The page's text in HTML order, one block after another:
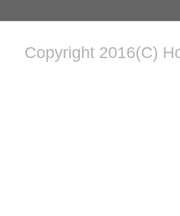
Copyright 2016(C)